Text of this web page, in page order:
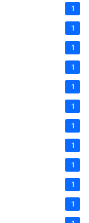
1
1
1
1
1
1
1
1
1
1
1